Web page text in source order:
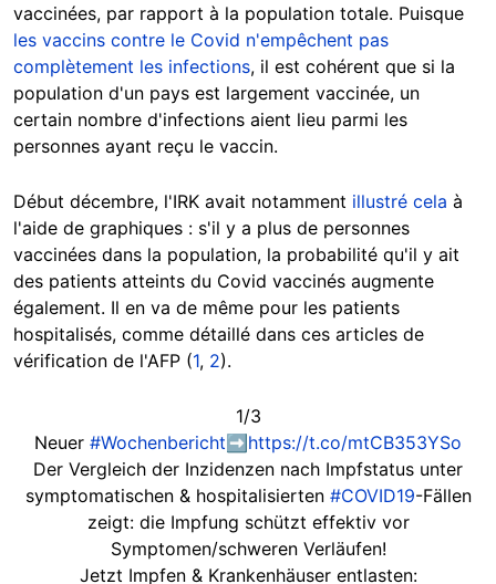
vaccinées, par rapport à la population totale. Puisque
les vaccins contre le Covid n'empêchent pas
complètement les infections, il est cohérent que si la
population d'un pays est largement vaccinée, un
certain nombre d'infections aient lieu parmi les
personnes ayant reçu le vaccin.
Début décembre, l'IRK avait notamment illustré cela à
l'aide de graphiques : s'il y a plus de personnes
vaccinées dans la population, la probabilité qu'il y ait
des patients atteints du Covid vaccinés augmente
également. Il en va de même pour les patients
hospitalisés, comme détaillé dans ces articles de
vérification de l'AFP (1, 2).
1/3
Neuer #Wochenbericht ➡️ https://t.co/mtCB353YSo
Der Vergleich der Inzidenzen nach Impfstatus unter
symptomatischen & hospitalisierten #COVID19-Fällen
zeigt: die Impfung schützt effektiv vor
Symptomen/schweren Verläufen!
Jetzt Impfen & Krankenhäuser entlasten: